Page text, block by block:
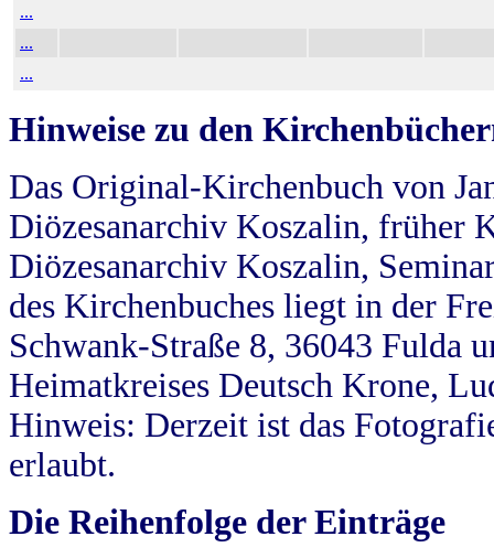
...
...
...
Hinweise zu den
Das Original-Kirchenbuch von
Diözesanarchiv Koszalin, früher
Diözesanarchiv Koszalin,
des Kirchenbuches liegt in der
Schwank-Straße 8, 36043 Fulda
Heimatkreises Deutsch Krone,
Hinweis: Derzeit ist das
erlaubt.
Die Reihenfolge der Einträge